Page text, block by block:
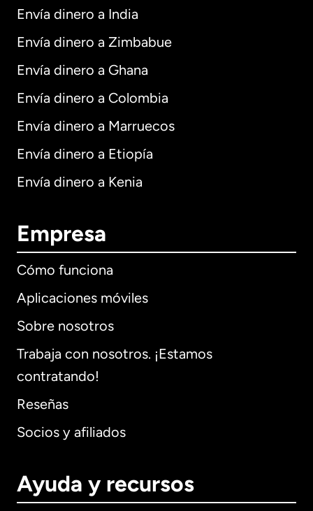
Envía dinero a India
Envía dinero a Zimbabue
Envía dinero a Ghana
Envía dinero a Colombia
Envía dinero a Marruecos
Envía dinero a Etiopía
Envía dinero a Kenia
Empresa
Cómo funciona
Aplicaciones móviles
Sobre nosotros
Trabaja con nosotros. ¡Estamos
contratando!
Reseñas
Socios y afiliados
Ayuda y recursos